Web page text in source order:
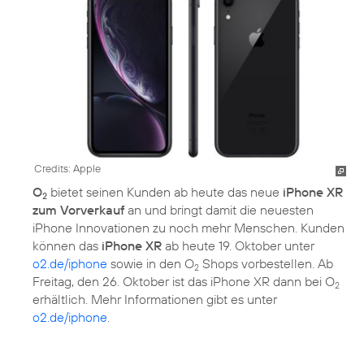
Credits: Apple
O2 bietet seinen Kunden ab heute das neue iPhone XR
zum Vorverkauf an und bringt damit die neuesten
iPhone Innovationen zu noch mehr Menschen. Kunden
können das iPhone XR ab heute 19. Oktober unter
o2.de/iphone sowie in den O2 Shops vorbestellen. Ab
Freitag, den 26. Oktober ist das iPhone XR dann bei O2
erhältlich. Mehr Informationen gibt es unter
o2.de/iphone